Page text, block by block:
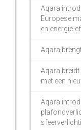
Aqara
Europese
en energie-
Aqara
Aqara
met een
Aqara